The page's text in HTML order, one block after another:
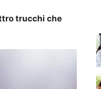
trucchi che